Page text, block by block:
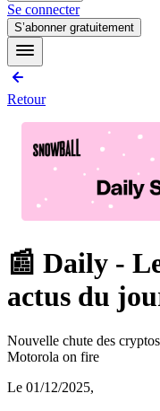
Se connecter
S’abonner gratuitement
Retour
📰 Daily -
actus du
Nouvelle chute des
Motorola on fire
Le 01/12/2025,